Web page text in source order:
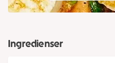
Ingredienser